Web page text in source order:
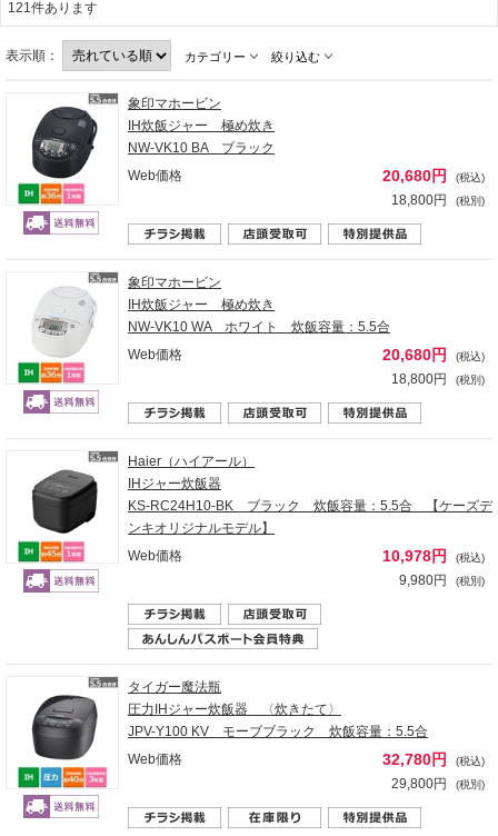
121件あります
表示順： カテゴリー 絞り込む
象印マホービン
IH炊飯ジャー 極め炊き
NW-VK10 BA ブラック
Web価格
20,680円 (税込)
18,800円 (税別)
象印マホービン
IH炊飯ジャー 極め炊き
NW-VK10 WA ホワイト 炊飯容量：5.5合
Web価格
20,680円 (税込)
18,800円 (税別)
Haier（ハイアール）
IHジャー炊飯器
KS-RC24H10-BK ブラック 炊飯容量：5.5合 【ケーズデ
ンキオリジナルモデル】
Web価格
10,978円 (税込)
9,980円 (税別)
タイガー魔法瓶
圧力IHジャー炊飯器 〈炊きたて〉
JPV-Y100 KV モーブブラック 炊飯容量：5.5合
Web価格
32,780円 (税込)
29,800円 (税別)